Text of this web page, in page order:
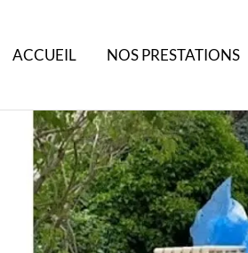
ACCUEIL NOS PRESTATIONS